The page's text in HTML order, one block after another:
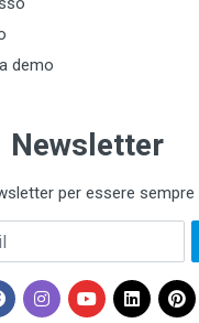
demo
Newsletter
per essere sempre